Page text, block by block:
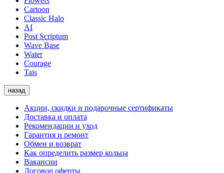
Cartoon
Classic Halo
AI
Post Scriptum
Wave Base
Water
Courage
Tais
назад
Акции, скидки и подарочные сертификаты
Доставка и оплата
Рекомендации и уход
Гарантия и ремонт
Обмен и возврат
Как определить размер кольца
Вакансии
Договор оферты